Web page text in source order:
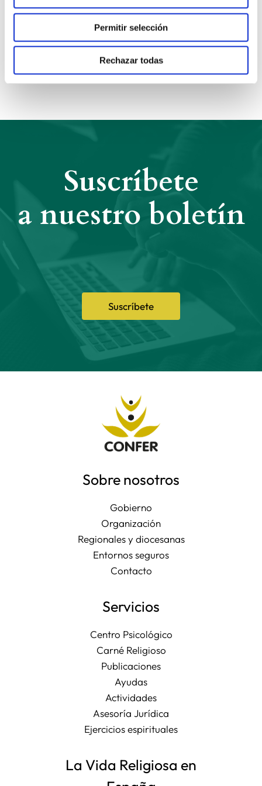
Permitir selección
Rechazar todas
Anterior Siguiente
Suscríbete
Suscríbete
a nuestro boletín
Sobre nosotros
Gobierno
Organización
Regionales y diocesanas
Entornos seguros
Contacto
Servicios
Centro Psicológico
Carné Religioso
Publicaciones
Ayudas
Actividades
Asesoría Jurídica
Ejercicios espirituales
La Vida Religiosa en